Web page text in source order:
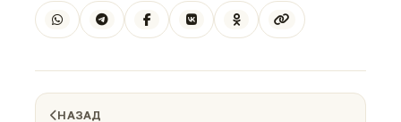
НАЗАД